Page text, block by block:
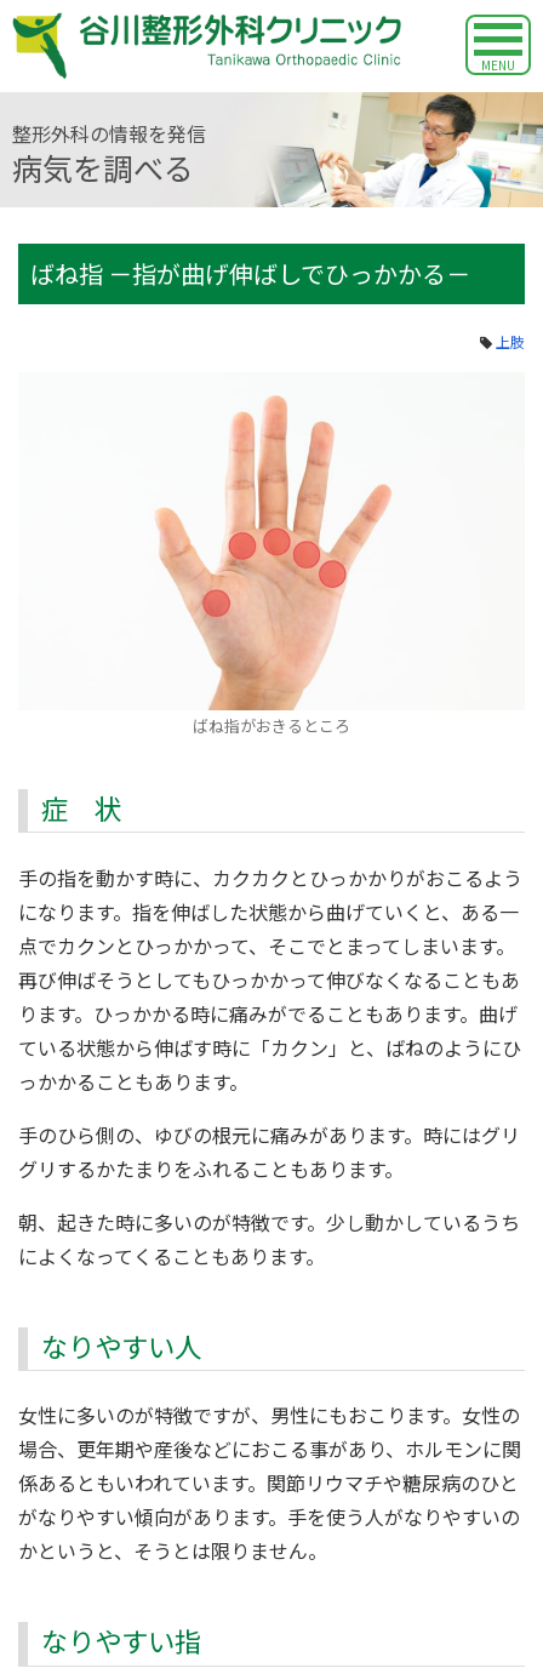
MENU
整形外科の情報を発信
病気を調べる
ばね指 －指が曲げ伸ばしでひっかかる－
上肢
ばね指がおきるところ
症 状
手の指を動かす時に、カクカクとひっかかりがおこるよう
になります。指を伸ばした状態から曲げていくと、ある一
点でカクンとひっかかって、そこでとまってしまいます。
再び伸ばそうとしてもひっかかって伸びなくなることもあ
ります。ひっかかる時に痛みがでることもあります。曲げ
ている状態から伸ばす時に「カクン」と、ばねのようにひ
っかかることもあります。
手のひら側の、ゆびの根元に痛みがあります。時にはグリ
グリするかたまりをふれることもあります。
朝、起きた時に多いのが特徴です。少し動かしているうち
によくなってくることもあります。
なりやすい人
女性に多いのが特徴ですが、男性にもおこります。女性の
場合、更年期や産後などにおこる事があり、ホルモンに関
係あるともいわれています。関節リウマチや糖尿病のひと
がなりやすい傾向があります。手を使う人がなりやすいの
かというと、そうとは限りません。
なりやすい指